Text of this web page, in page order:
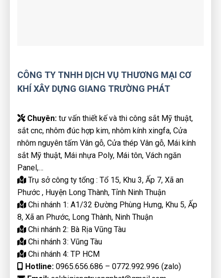
CÔNG TY TNHH DỊCH VỤ THƯƠNG MẠI CƠ
KHÍ XÂY DỰNG GIANG TRƯỜNG PHÁT
Chuyên: tư vấn thiết kế và thi công sắt Mỹ thuật,
sắt cnc, nhôm đúc hợp kim, nhôm kính xingfa, Cửa
nhôm nguyên tấm Vân gỗ, Cửa thép Vân gỗ, Mái kính
sắt Mỹ thuật, Mái nhựa Poly, Mái tôn, Vách ngăn
Panel,…
Trụ sở công ty tổng : Tổ 15, Khu 3, Ấp 7, Xã an
Phước , Huyện Long Thành, Tỉnh Ninh Thuận
Chi nhánh 1: A1/32 Đường Phùng Hưng, Khu 5, Ấp
8, Xã an Phước, Long Thành, Ninh Thuận
Chi nhánh 2: Bà Rịa Vũng Tàu
Chi nhánh 3: Vũng Tàu
Chi nhánh 4: TP HCM
Hotline: 0965.656.686 – 0772.992.996 (zalo)